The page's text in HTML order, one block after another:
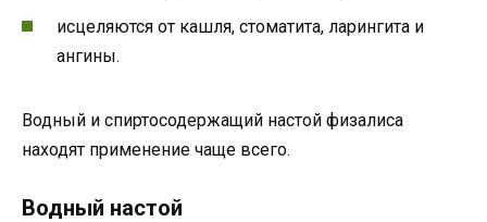
исцеляются от кашля, стоматита, ларингита и
ангины.
Водный и спиртосодержащий настой физалиса
находят применение чаще всего.
Водный настой